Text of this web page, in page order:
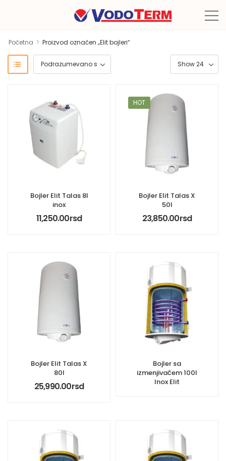
Početna > Proizvod označen „Elit bojleri“
Bojler Elit Talas 8l
inox
11,250.00rsd
HOT
Bojler Elit Talas X
50l
23,850.00rsd
Bojler Elit Talas X
80l
25,990.00rsd
Bojler sa
izmenjivačem 100l
Inox Elit